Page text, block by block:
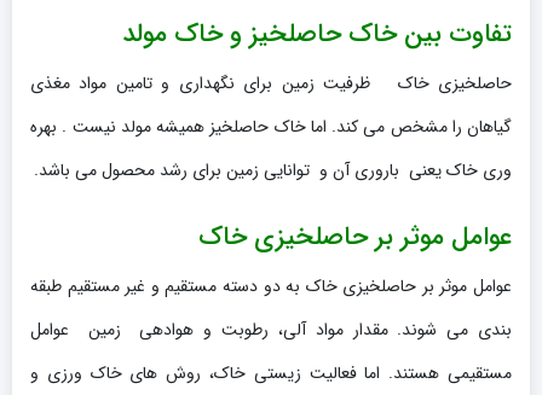
تفاوت بین خاک حاصلخیز و خاک مولد
حاصلخیزی خاک ظرفیت زمین برای نگهداری و تامین مواد مغذی
گیاهان را مشخص می کند. اما خاک حاصلخیز همیشه مولد نیست . بهره
وری خاک یعنی باروری آن و توانایی زمین برای رشد محصول می باشد.
عوامل موثر بر حاصلخیزی خاک
عوامل موثر بر حاصلخیزی خاک به دو دسته مستقیم و غیر مستقیم طبقه
بندی می شوند. مقدار مواد آلی، رطوبت و هوادهی زمین عوامل
مستقیمی هستند. اما فعالیت زیستی خاک، روش های خاک ورزی و